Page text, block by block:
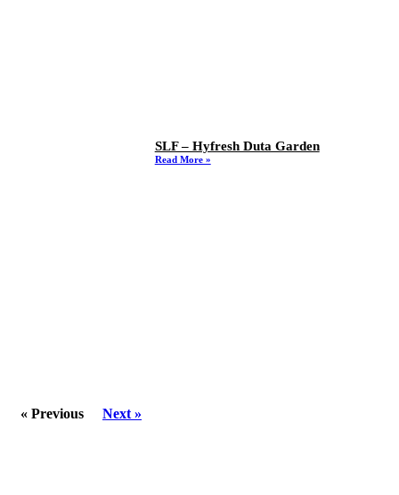
SLF – Hyfresh Duta Garden
Read More »
« Previous Next »